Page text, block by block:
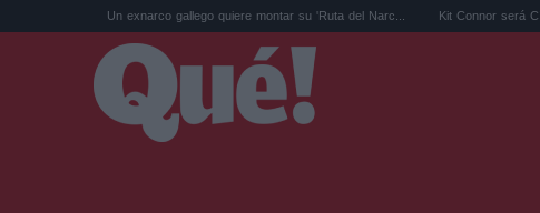
Un exnarco gallego quiere montar su 'Ruta del Narc... Kit Connor será Cíclope en